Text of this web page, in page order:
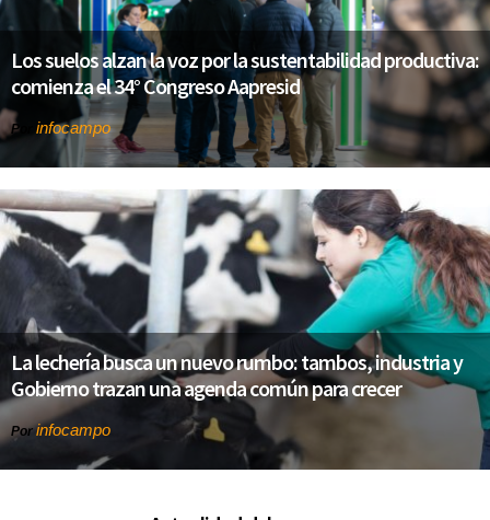
Los suelos alzan la voz por la sustentabilidad productiva:
comienza el 34° Congreso Aapresid
Por infocampo
La lechería busca un nuevo rumbo: tambos, industria y
Gobierno trazan una agenda común para crecer
Porinfocampo